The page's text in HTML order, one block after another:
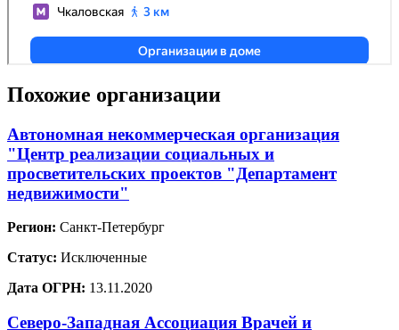
Похожие организации
Автономная некоммерческая организация
"Центр реализации социальных и
просветительских проектов "Департамент
недвижимости"
Регион: Санкт-Петербург
Статус: Исключенные
Дата ОГРН: 13.11.2020
Северо-Западная Ассоциация Врачей и